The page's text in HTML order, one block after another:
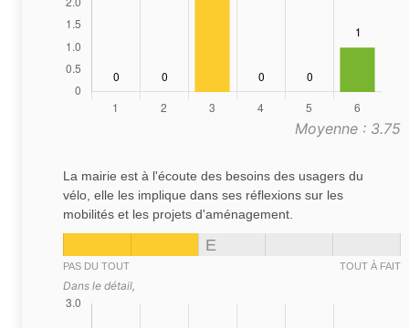
Moyenne : 3.75
La mairie est à l'écoute des besoins des usagers du
vélo, elle les implique dans ses réflexions sur les
mobilités et les projets d'aménagement.
E
PAS DU TOUT TOUT À FAIT
Dans le détail,